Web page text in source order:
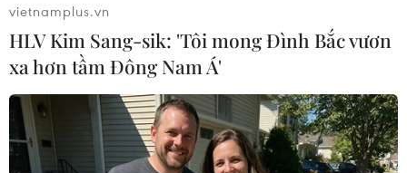
vietnamplus.vn
HLV Kim Sang-sik: 'Tôi mong Đình Bắc vươn
xa hơn tầm Đông Nam Á'